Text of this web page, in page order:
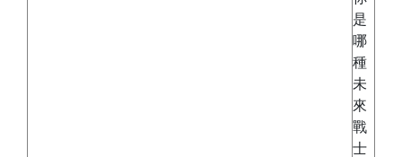
是
哪
種
未
來
戰
士